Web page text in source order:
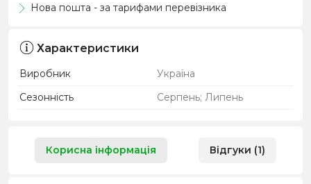
Нова пошта - за тарифами перевізника
Характеристики
Виробник
Україна
Сезонність
Серпень; Липень
Корисна інформація Відгуки (1)